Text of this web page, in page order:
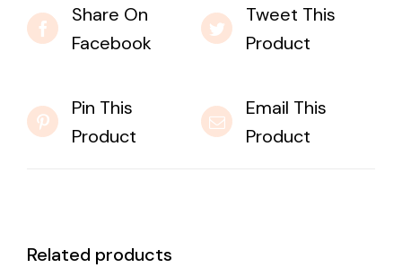
Share On
Facebook
Tweet This
Product
Pin This
Product
Email This
Product
Related products